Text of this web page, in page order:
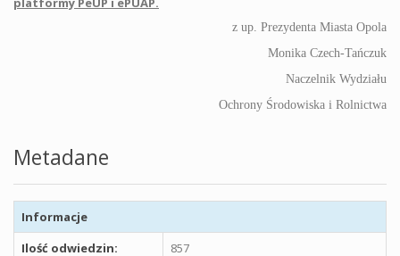
z up. Prezydenta Miasta Opola
Monika Czech-Tańczuk
Naczelnik Wydziału
Ochrony Środowiska i Rolnictwa
Metadane
Informacje
Ilość odwiedzin:
857